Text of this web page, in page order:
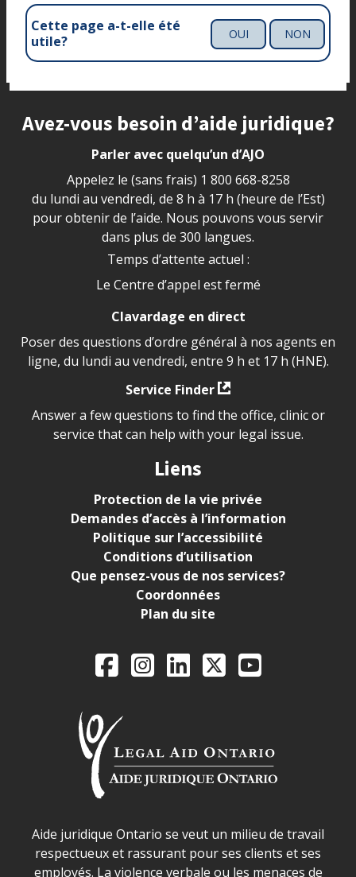
Cette page a-t-elle été
utile?
OUI NON
Site footer
Avez-vous besoin d’aide juridique?
Parler avec quelqu’un d’AJO
Appelez le (sans frais) 1 800 668-8258
du lundi au vendredi, de 8 h à 17 h (heure de l’Est)
pour obtenir de l’aide. Nous pouvons vous servir
dans plus de 300 langues.
Temps d’attente actuel :
Le Centre d’appel est fermé
Clavardage en direct
Poser des questions d’ordre général à nos agents en
ligne, du lundi au vendredi, entre 9 h et 17 h (HNE).
Service Finder
Answer a few questions to find the office, clinic or
service that can help with your legal issue.
Liens
Protection de la vie privée
Demandes d’accès à l’information
Politique sur l’accessibilité
Conditions d’utilisation
Que pensez-vous de nos services?
Coordonnées
Plan du site
Legal Aid Ontario
FacebookInstagram
LinkedIn
X YouTube
Déclaration sur la sécurité dans les locaux d'AJO.
Aide juridique Ontario se veut un milieu de travail
respectueux et rassurant pour ses clients et ses
employés. La violence verbale ou les menaces de